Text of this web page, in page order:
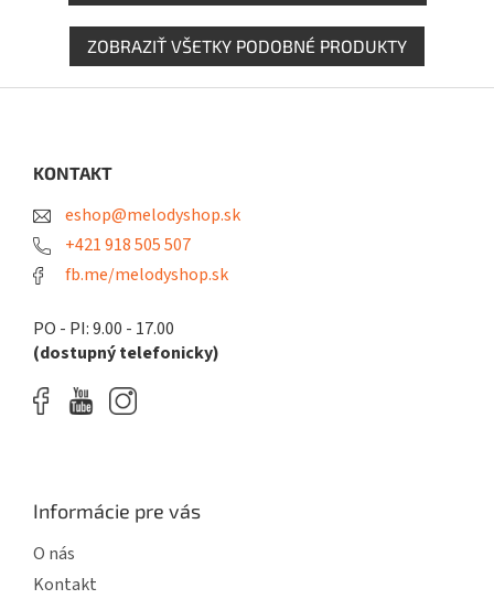
ZOBRAZIŤ VŠETKY PODOBNÉ PRODUKTY
KONTAKT
eshop@melodyshop.sk
+421 918 505 507
fb.me/melodyshop.sk
PO - PI: 9.00 - 17.00
(dostupný telefonicky)
Informácie pre vás
O nás
Kontakt